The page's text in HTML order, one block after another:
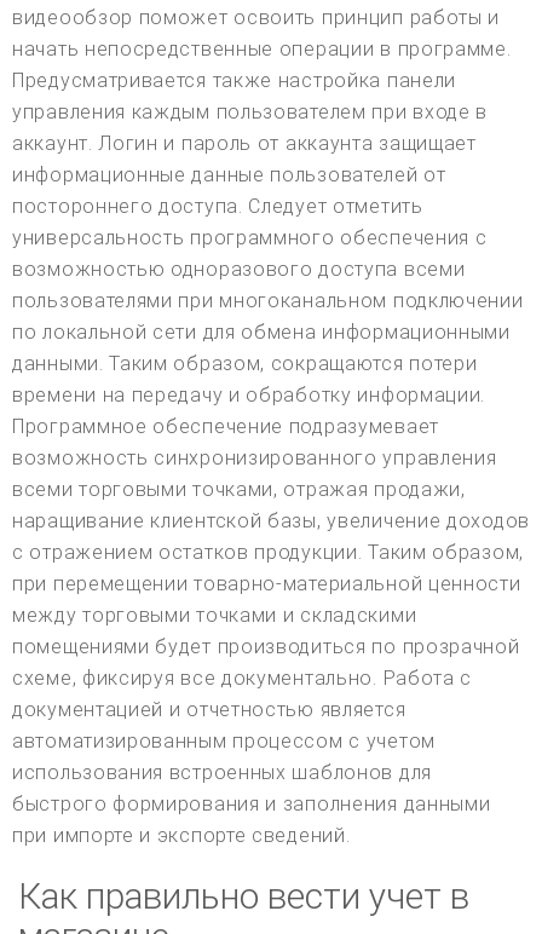
видеообзор поможет освоить принцип работы и
начать непосредственные операции в программе.
Предусматривается также настройка панели
управления каждым пользователем при входе в
аккаунт. Логин и пароль от аккаунта защищает
информационные данные пользователей от
постороннего доступа. Следует отметить
универсальность программного обеспечения с
возможностью одноразового доступа всеми
пользователями при многоканальном подключении
по локальной сети для обмена информационными
данными. Таким образом, сокращаются потери
времени на передачу и обработку информации.
Программное обеспечение подразумевает
возможность синхронизированного управления
всеми торговыми точками, отражая продажи,
наращивание клиентской базы, увеличение доходов
с отражением остатков продукции. Таким образом,
при перемещении товарно-материальной ценности
между торговыми точками и складскими
помещениями будет производиться по прозрачной
схеме, фиксируя все документально. Работа с
документацией и отчетностью является
автоматизированным процессом с учетом
использования встроенных шаблонов для
быстрого формирования и заполнения данными
при импорте и экспорте сведений.
Как правильно вести учет в